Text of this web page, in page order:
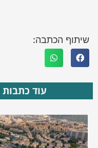
שיתוף הכתבה:
עוד כתבות